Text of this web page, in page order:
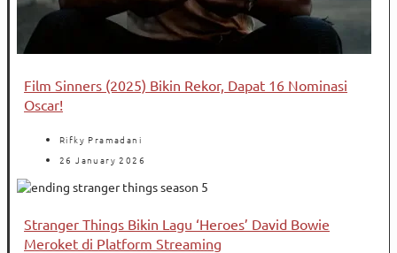
Film Sinners (2025) Bikin Rekor, Dapat 16 Nominasi
Oscar!
Rifky Pramadani
26 January 2026
Stranger Things Bikin Lagu ‘Heroes’ David Bowie
Meroket di Platform Streaming